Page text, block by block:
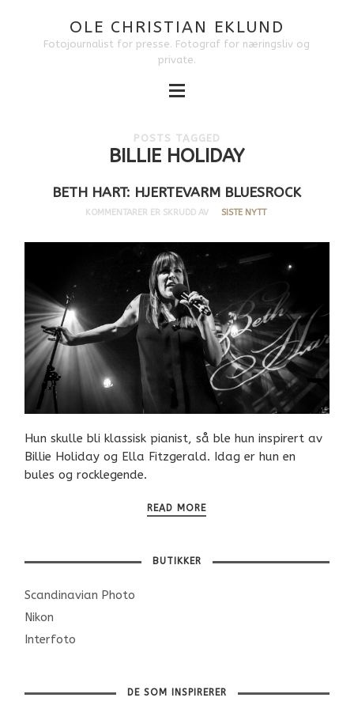
OLE CHRISTIAN EKLUND
Fotojournalist for presse. Fotograf for næringsliv og
private.
POSTS TAGGED
BILLIE HOLIDAY
BETH HART: HJERTEVARM BLUESROCK
KOMMENTARER ER SKRUDD AV SISTE NYTT
Hun skulle bli klassisk pianist, så ble hun inspirert av
Billie Holiday og Ella Fitzgerald. Idag er hun en
bules og rocklegende.
READ MORE
BUTIKKER
Scandinavian Photo
Nikon
Interfoto
DE SOM INSPIRERER